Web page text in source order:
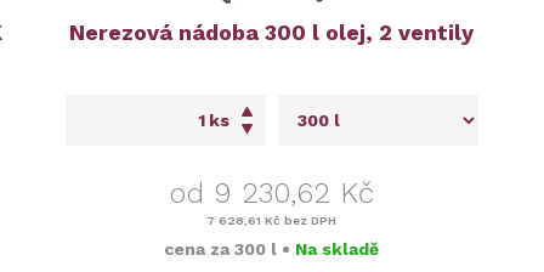
Nerezová nádoba 300 l olej, 2 ventily
ks
od 9 230,62 Kč
7 628,61 Kč bez DPH
cena za300 l • Na skladě